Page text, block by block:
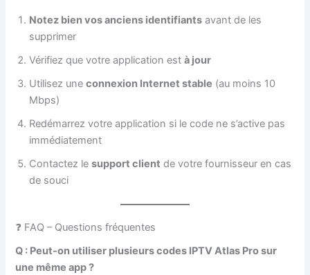
Notez bien vos anciens identifiants avant de les
supprimer
Vérifiez que votre application està jour
Utilisez uneconnexion Internet stable (au moins 10
Mbps)
Redémarrez votre application si le code ne s’active pas
immédiatement
Contactez lesupport client de votre fournisseur en cas
de souci
❓ FAQ – Questions fréquentes
Q : Peut-on utiliser plusieurs codes IPTV Atlas Pro sur
une même app ?